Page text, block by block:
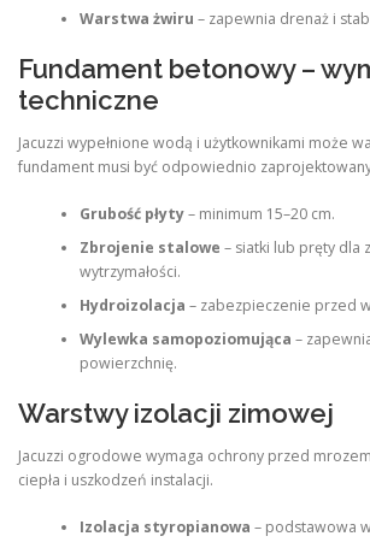
Warstwa żwiru – zapewnia drenaż i
Fundament betonowy –
techniczne
Jacuzzi wypełnione wodą i użytkownikami może
fundament musi być odpowiednio
Grubość płyty– minimum 15–20 cm.
Zbrojenie stalowe – siatki lub pręty dla
wytrzymałości.
Hydroizolacja – zabezpieczenie przed
Wylewka samopoziomująca –
powierzchnię.
Warstwy izolacji zimowej
Jacuzzi ogrodowe wymaga ochrony przed
ciepła i uszkodzeń instalacji.
Izolacja styropianowa – podstawowa